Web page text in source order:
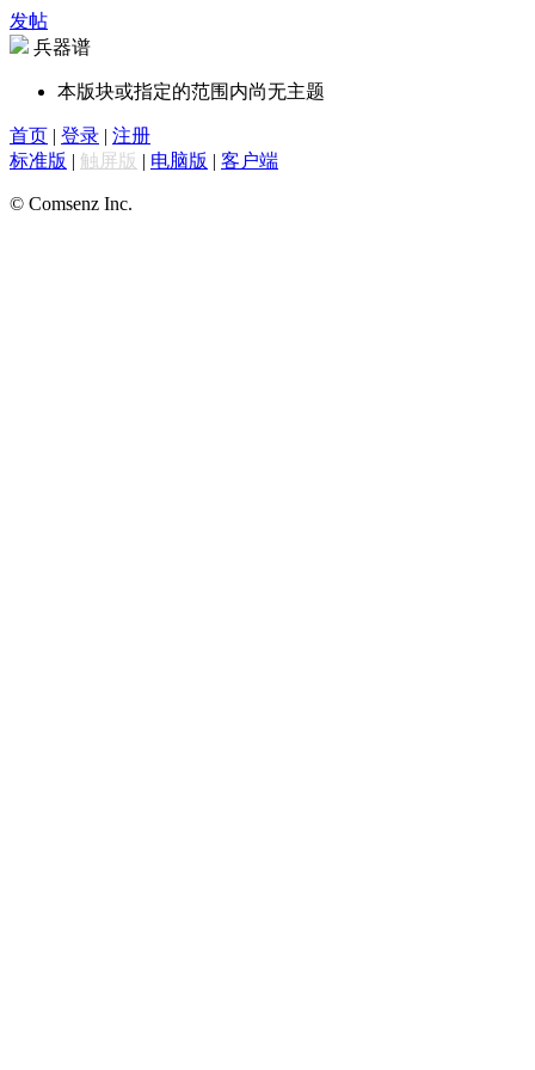
发帖
兵器谱
本版块或指定的范围内尚无主题
首页 | 登录 | 注册
标准版 | 触屏版 | 电脑版 | 客户端
© Comsenz Inc.